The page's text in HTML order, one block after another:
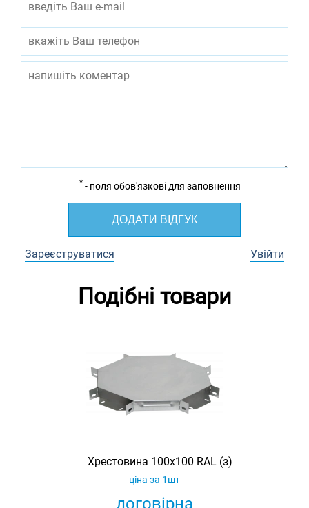
* - поля обов'язкові для заповнення
ДОДАТИ ВІДГУК
Зареєструватися Увійти
Подібні товари
Хрестовина 100х100 RAL (з)
договірна
ціна за 1шт